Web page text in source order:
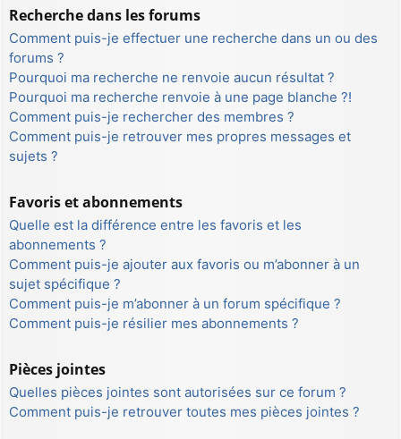
Recherche dans les forums
Comment puis-je effectuer une recherche dans un ou des
forums ?
Pourquoi ma recherche ne renvoie aucun résultat ?
Pourquoi ma recherche renvoie à une page blanche ?!
Comment puis-je rechercher des membres ?
Comment puis-je retrouver mes propres messages et
sujets ?
Favoris et abonnements
Quelle est la différence entre les favoris et les
abonnements ?
Comment puis-je ajouter aux favoris ou m’abonner à un
sujet spécifique ?
Comment puis-je m’abonner à un forum spécifique ?
Comment puis-je résilier mes abonnements ?
Pièces jointes
Quelles pièces jointes sont autorisées sur ce forum ?
Comment puis-je retrouver toutes mes pièces jointes ?